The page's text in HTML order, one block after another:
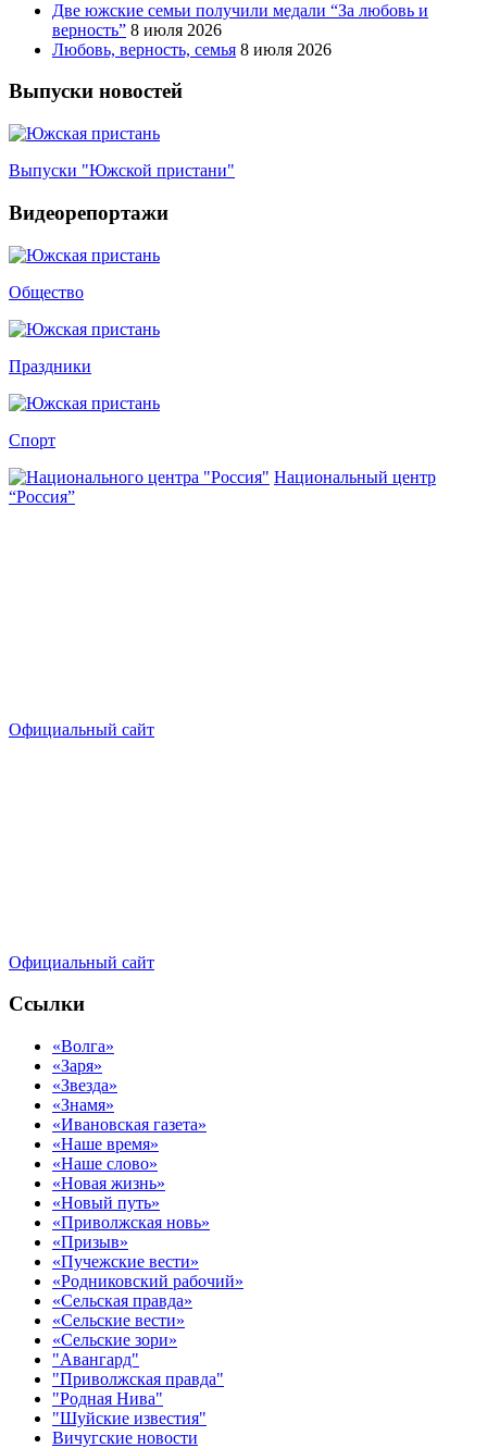
Две южские семьи получили медали “За любовь и
верность” 8 июля 2026
Любовь, верность, семья 8 июля 2026
Выпуски новостей
Выпуски "Южской пристани"
Видеорепортажи
Общество
Праздники
Спорт
Национальный центр
“Россия”
Официальный сайт
Официальный сайт
Ссылки
«Волга»
«Заря»
«Звезда»
«Знамя»
«Ивановская газета»
«Наше время»
«Наше слово»
«Новая жизнь»
«Новый путь»
«Приволжская новь»
«Призыв»
«Пучежские вести»
«Родниковский рабочий»
«Сельская правда»
«Сельские вести»
«Сельские зори»
"Авангард"
"Приволжская правда"
"Родная Нива"
"Шуйские известия"
Вичугские новости